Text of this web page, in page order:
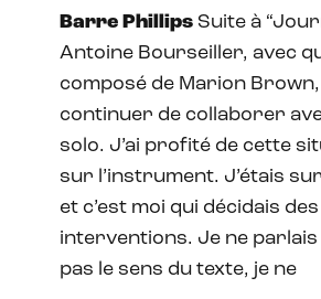
Barre Phillips Suite à
Antoine Bourseiller, avec
composé de Marion
continuer de collaborer
solo. J’ai profité de cette
sur l’instrument. J’étais
et c’est moi qui décidais
interventions. Je ne parlais
pas le sens du texte, je ne